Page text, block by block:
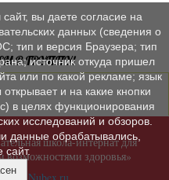
В ГРУППУ!
школа-интернат для
здоровья»
Nubex.ru
вы даете согласие на
данных (сведения о
тип и версия Браузера; тип
источник откуда пришел
или по какой рекламе; язык
и на какие кнопки
в целях функционирования
исследований и обзоров.
данные обрабатывались,
сайт.